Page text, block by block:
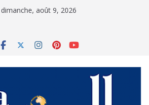
dimanche, août 9, 2026